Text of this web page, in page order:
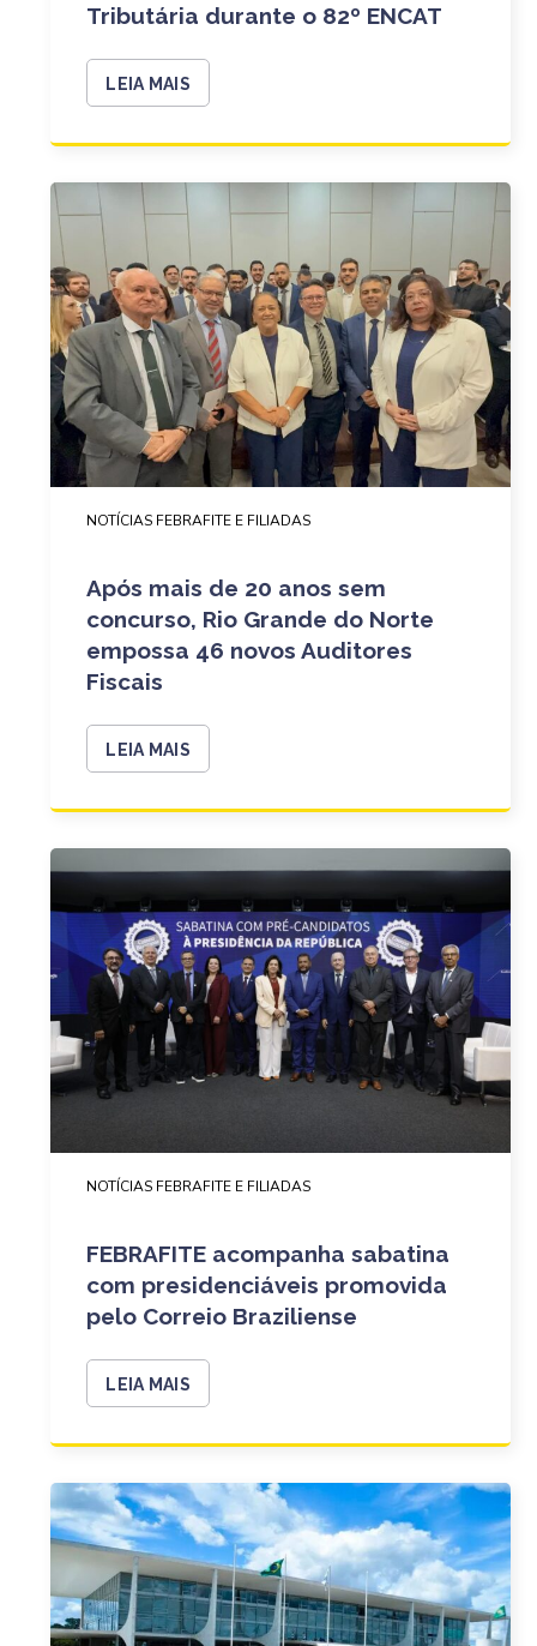
Tributária durante o 82º ENCAT
LEIA MAIS
NOTÍCIAS FEBRAFITE E FILIADAS
Após mais de 20 anos sem
concurso, Rio Grande do Norte
empossa 46 novos Auditores
Fiscais
LEIA MAIS
NOTÍCIAS FEBRAFITE E FILIADAS
FEBRAFITE acompanha sabatina
com presidenciáveis promovida
pelo Correio Braziliense
LEIA MAIS